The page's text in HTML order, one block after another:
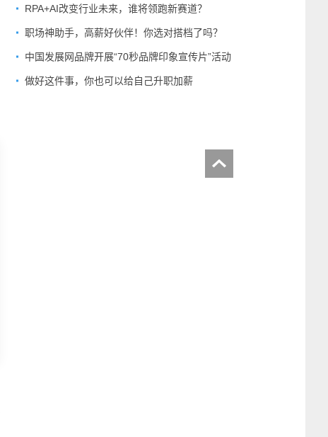
RPA+AI改变行业未来，谁将领跑新赛道？
职场神助手，高薪好伙伴！你选对搭档了吗？
中国发展网品牌开展“70秒品牌印象宣传片”活动
做好这件事，你也可以给自己升职加薪